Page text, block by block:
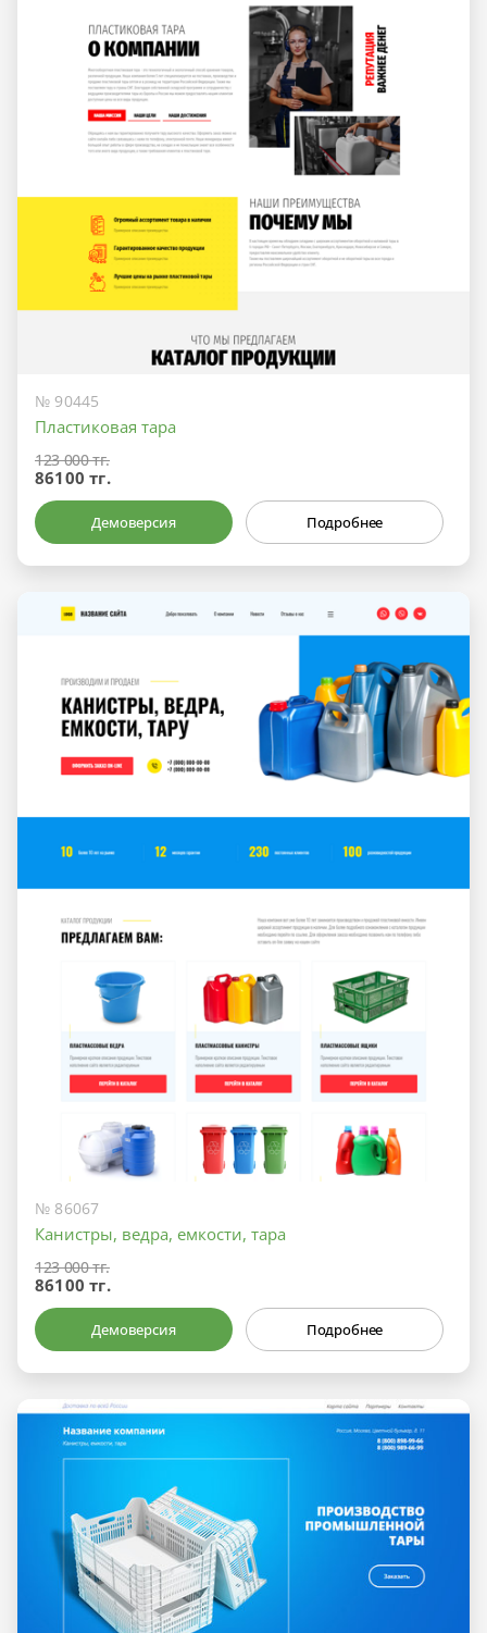
№ 90445
Пластиковая тара
123 000 тг.
86100 тг.
Демоверсия Подробнее
№ 86067
Канистры, ведра, емкости, тара
123 000 тг.
86100 тг.
Демоверсия Подробнее